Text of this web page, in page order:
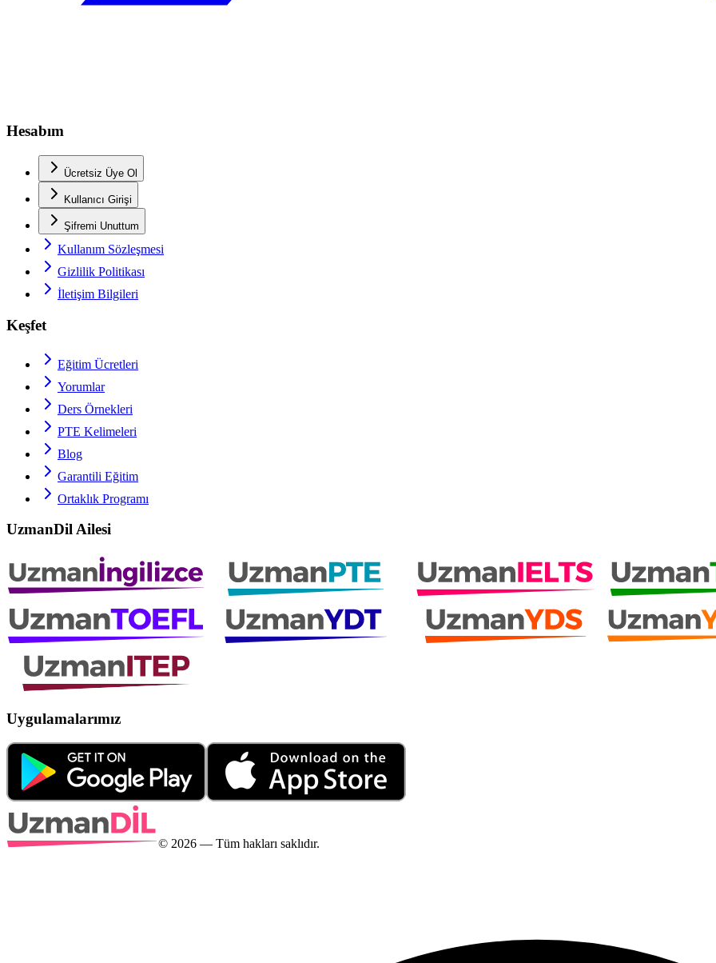
Hesabım
Ücretsiz Üye Ol
Kullanıcı Girişi
Şifremi Unuttum
Kullanım Sözleşmesi
Gizlilik Politikası
İletişim Bilgileri
Keşfet
Eğitim Ücretleri
Yorumlar
Ders Örnekleri
PTE Kelimeleri
Blog
Garantili Eğitim
Ortaklık Programı
UzmanDil Ailesi
Uygulamalarımız
© 2026 — Tüm hakları saklıdır.